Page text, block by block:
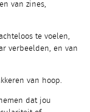
van zines,
te voelen,
verbeelden, en van
van hoop.
dat jou